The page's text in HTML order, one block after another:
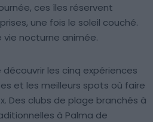
ces îles réservent
une fois le soleil couché.
vie nocturne animée.
les cinq expériences
et les meilleurs spots où faire
Des clubs de plage branchés à
à Palma de